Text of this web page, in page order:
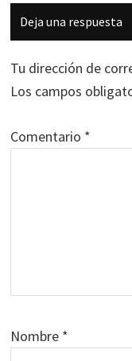
Interacciones
con
los
lectores
Deja una respuesta
Tu dirección de
Los campos
Comentario *
Nombre *